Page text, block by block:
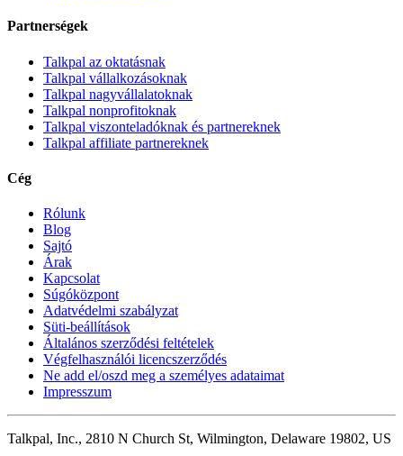
Partnerségek
Talkpal az oktatásnak
Talkpal vállalkozásoknak
Talkpal nagyvállalatoknak
Talkpal nonprofitoknak
Talkpal viszonteladóknak és partnereknek
Talkpal affiliate partnereknek
Cég
Rólunk
Blog
Sajtó
Árak
Kapcsolat
Súgóközpont
Adatvédelmi szabályzat
Süti-beállítások
Általános szerződési feltételek
Végfelhasználói licencszerződés
Ne add el/oszd meg a személyes adataimat
Impresszum
Talkpal, Inc., 2810 N Church St, Wilmington, Delaware 19802, US